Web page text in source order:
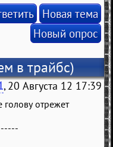
Новая тема
Новый опрос
в трайбс)
, 20 Августа 12 17:39
отрежет